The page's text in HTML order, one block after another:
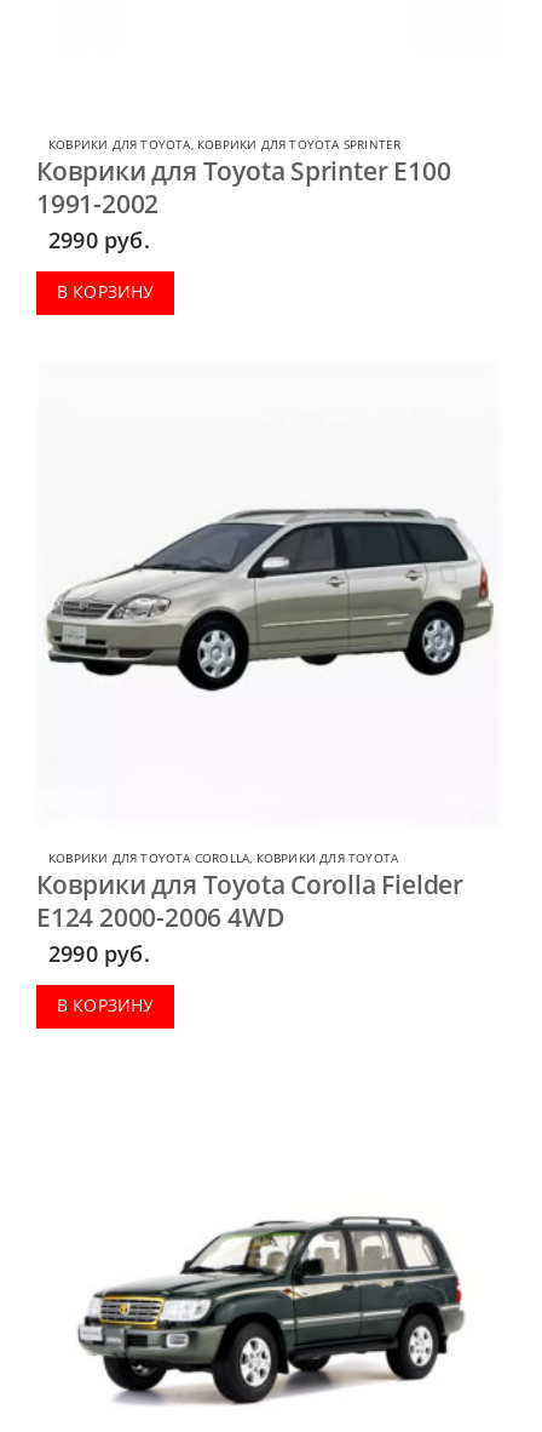
КОВРИКИ ДЛЯ TOYOTA, КОВРИКИ ДЛЯ TOYOTA SPRINTER
Коврики для Toyota Sprinter E100
1991-2002
2990 руб.
В КОРЗИНУ
КОВРИКИ ДЛЯ TOYOTA COROLLA, КОВРИКИ ДЛЯ TOYOTA
Коврики для Toyota Corolla Fielder
E124 2000-2006 4WD
2990 руб.
В КОРЗИНУ